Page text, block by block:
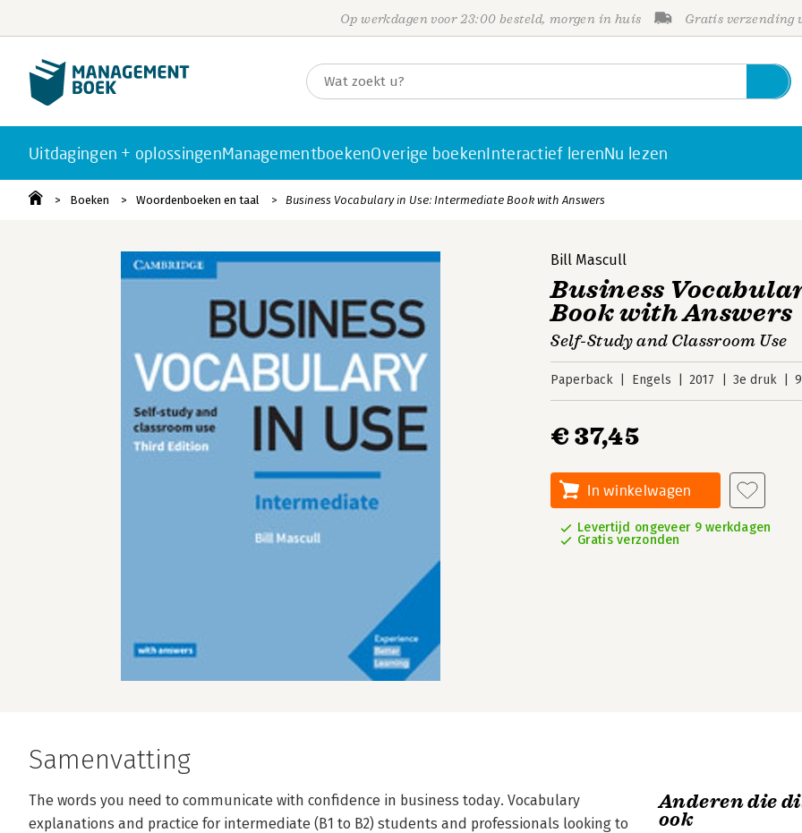
Op werkdagen voor 23:00 besteld, morgen in huis Gratis verzending
Uitdagingen + oplossingenManagementboekenOverige boekenInteractief lerenNu lezen
Boeken Woordenboeken en taal Business Vocabulary in Use: Intermediate Book with Answers
Bill Mascull
Business
Book with Answers
Self-Study and Classroom Use
Paperback Engels 2017 3e druk
€ 37,45
In winkelwagen
Levertijd ongeveer 9 werkdagen
Gratis verzonden
Samenvatting
The words you need to communicate with confidence in business today. Vocabulary
explanations and practice for intermediate (B1 to B2) students and professionals looking to
Anderen die
ook